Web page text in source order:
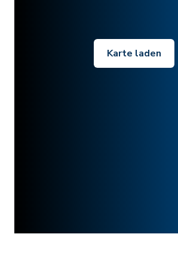
Karte laden